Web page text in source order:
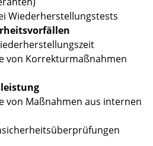
Wiederherstellungstests
von Korrekturmaßnahmen
von Maßnahmen aus internen